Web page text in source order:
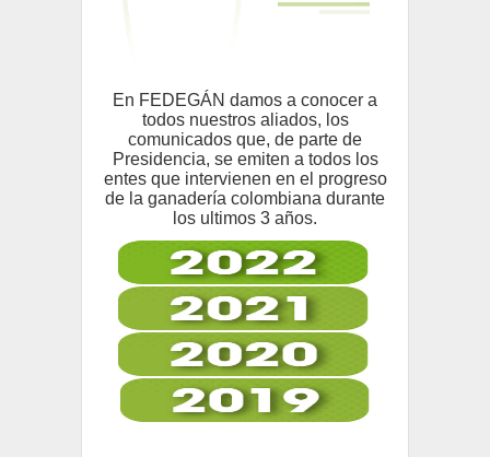
En FEDEGÁN damos a conocer a
todos nuestros aliados, los
comunicados que, de parte de
Presidencia, se emiten a todos los
entes que intervienen en el progreso
de la ganadería colombiana durante
los ultimos 3 años.